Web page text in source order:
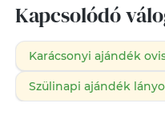
Kapcsolódó
Karácsonyi ajándék
Szülinapi ajándék